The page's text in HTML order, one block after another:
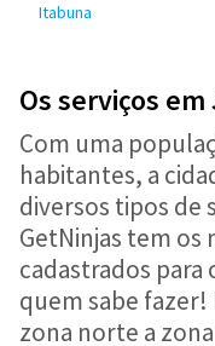
Itabuna
Os serviços
Com uma
habitantes, a
diversos tipos de
GetNinjas tem os
cadastrados
quem sabe
zona norte a